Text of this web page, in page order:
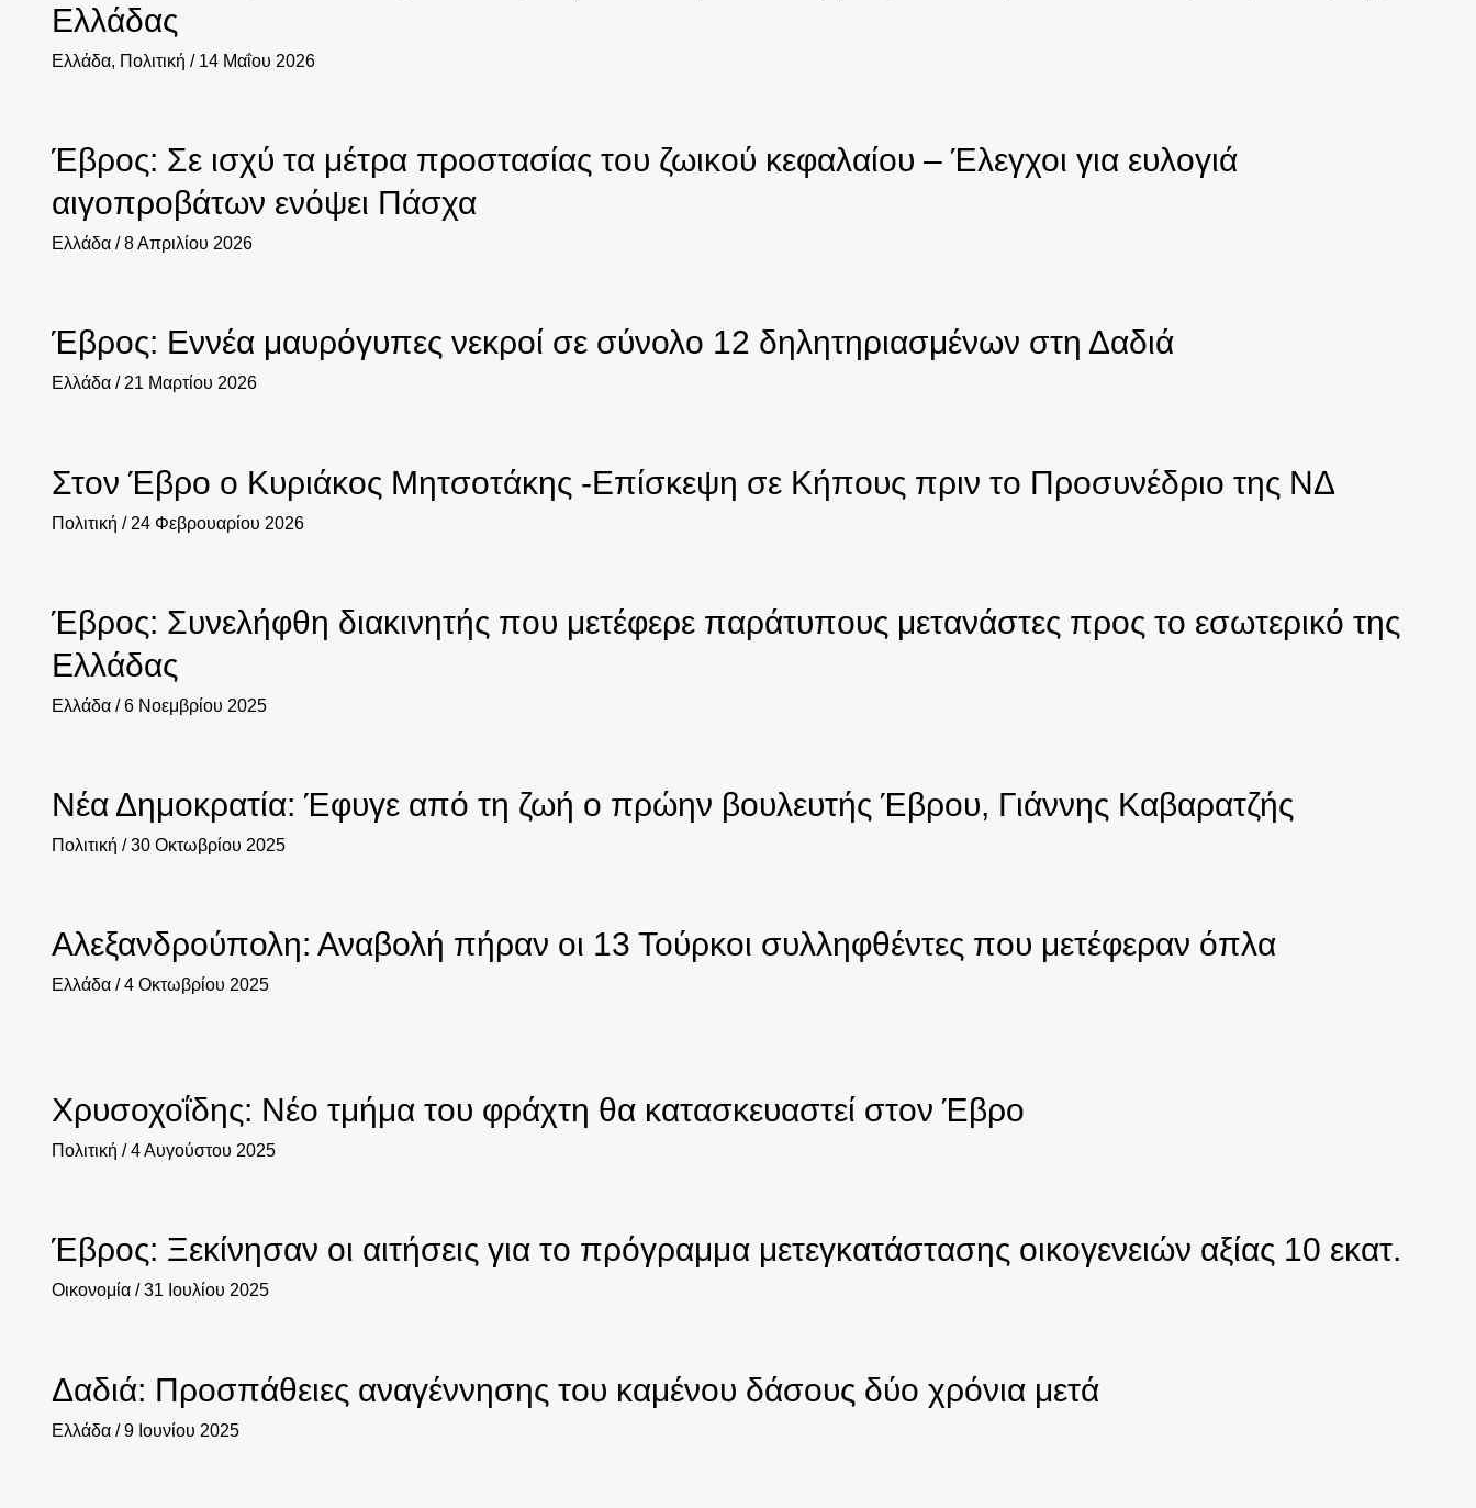
Ελλάδας
Ελλάδα, Πολιτική / 14 Μαΐου 2026
Έβρος: Σε ισχύ τα μέτρα προστασίας του ζωικού κεφαλαίου – Έλεγχοι για ευλογιά
αιγοπροβάτων ενόψει Πάσχα
Ελλάδα /8 Απριλίου 2026
Έβρος: Εννέα μαυρόγυπες νεκροί σε σύνολο 12 δηλητηριασμένων στη Δαδιά
Ελλάδα / 21 Μαρτίου 2026
Στον Έβρο ο Κυριάκος Μητσοτάκης -Επίσκεψη σε Κήπους πριν το Προσυνέδριο της ΝΔ
Πολιτική / 24 Φεβρουαρίου 2026
Έβρος: Συνελήφθη διακινητής που μετέφερε παράτυπους μετανάστες προς το εσωτερικό της
Ελλάδας
Ελλάδα /6 Νοεμβρίου 2025
Νέα Δημοκρατία: Έφυγε από τη ζωή ο πρώην βουλευτής Έβρου, Γιάννης Καβαρατζής
Πολιτική /30 Οκτωβρίου 2025
Αλεξανδρούπολη: Αναβολή πήραν οι 13 Τούρκοι συλληφθέντες που μετέφεραν όπλα
Ελλάδα /4 Οκτωβρίου 2025
Χρυσοχοΐδης: Νέο τμήμα του φράχτη θα κατασκευαστεί στον Έβρο
Πολιτική /4 Αυγούστου 2025
Έβρος: Ξεκίνησαν οι αιτήσεις για το πρόγραμμα μετεγκατάστασης οικογενειών αξίας 10 εκατ.
Οικονομία /31 Ιουλίου 2025
Δαδιά: Προσπάθειες αναγέννησης του καμένου δάσους δύο χρόνια μετά
Ελλάδα /9 Ιουνίου 2025